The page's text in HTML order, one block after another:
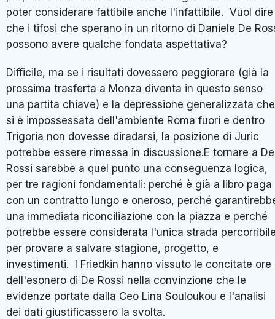
poter considerare fattibile anche l'infattibile. Vuol dire
che i tifosi che sperano in un ritorno di Daniele De
possono avere qualche fondata aspettativa?
Difficile, ma se i risultati dovessero peggiorare (già la
prossima trasferta a Monza diventa in questo senso
una partita chiave) e la depressione generalizzata che
si è impossessata dell'ambiente Roma fuori e dentro
Trigoria non dovesse diradarsi, la posizione di Juric
potrebbe essere rimessa in discussione.E tornare a De
Rossi sarebbe a quel punto una conseguenza logica,
per tre ragioni fondamentali: perché è già a libro paga
con un contratto lungo e oneroso, perché
una immediata riconciliazione con la piazza e perché
potrebbe essere considerata l'unica strada
per provare a salvare stagione, progetto, e
investimenti. I Friedkin hanno vissuto le concitate ore
dell'esonero di De Rossi nella convinzione che le
evidenze portate dalla Ceo Lina Souloukou e l'analisi
dei dati giustificassero la svolta.